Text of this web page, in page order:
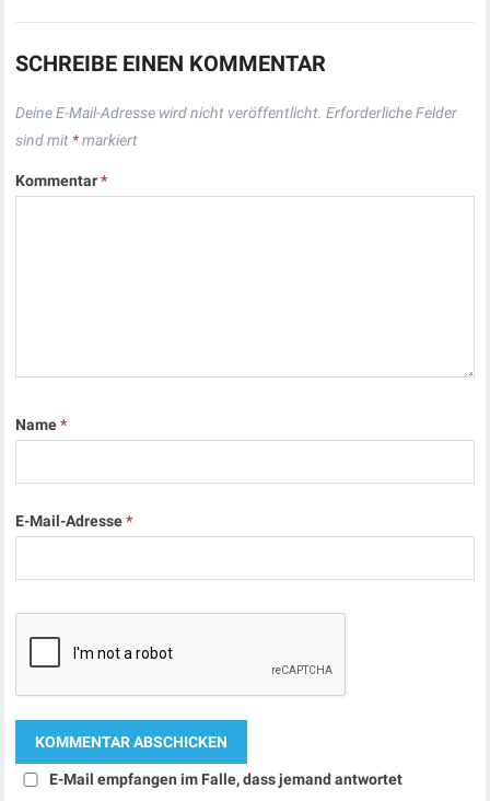
SCHREIBE EINEN KOMMENTAR
Deine E-Mail-Adresse wird nicht veröffentlicht. Erforderliche Felder
sind mit *markiert
Kommentar*
Name*
E-Mail-Adresse*
E-Mail empfangen im Falle, dass jemand antwortet